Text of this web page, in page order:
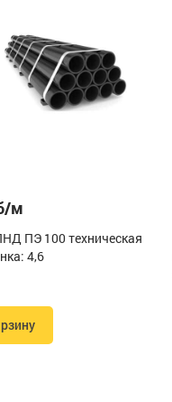
м
ПЭ 100 техническая
4,6